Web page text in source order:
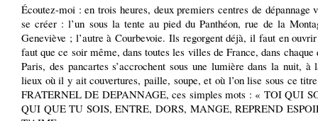
Écoutez-moi : en trois heures, deux premiers centres de dépannage
se créer : l’un sous la tente au pied du Panthéon, rue de la
Geneviève ; l’autre à Courbevoie. Ils regorgent déjà, il faut en
faut que ce soir même, dans toutes les villes de France, dans chaque
Paris, des pancartes s’accrochent sous une lumière dans la nuit, à
lieux où il y ait couvertures, paille, soupe, et où l’on lise sous ce
FRATERNEL DE DEPANNAGE, ces simples mots : « TOI QUI
QUI QUE TU SOIS, ENTRE, DORS, MANGE, REPREND